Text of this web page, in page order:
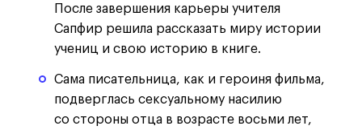
После завершения карьеры учителя
Сапфир решила рассказать миру истории
учениц и свою историю в книге.
Сама писательница, как и героиня фильма,
подверглась сексуальному насилию
со стороны отца в возрасте восьми лет,